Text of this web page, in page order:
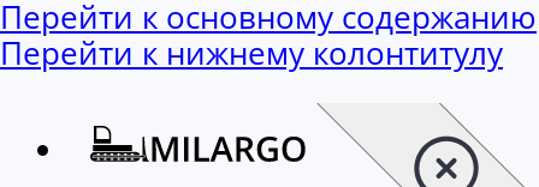
Перейти к основному содержанию
Перейти к нижнему колонтитулу